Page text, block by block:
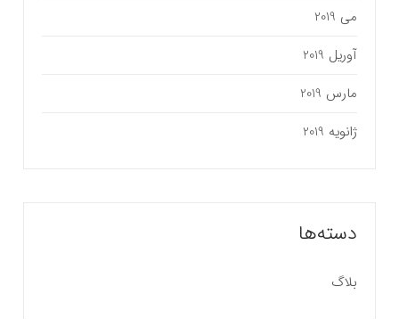
می 2019
آوریل 2019
مارس 2019
ژانویه 2019
دسته‌ها
بلاگ